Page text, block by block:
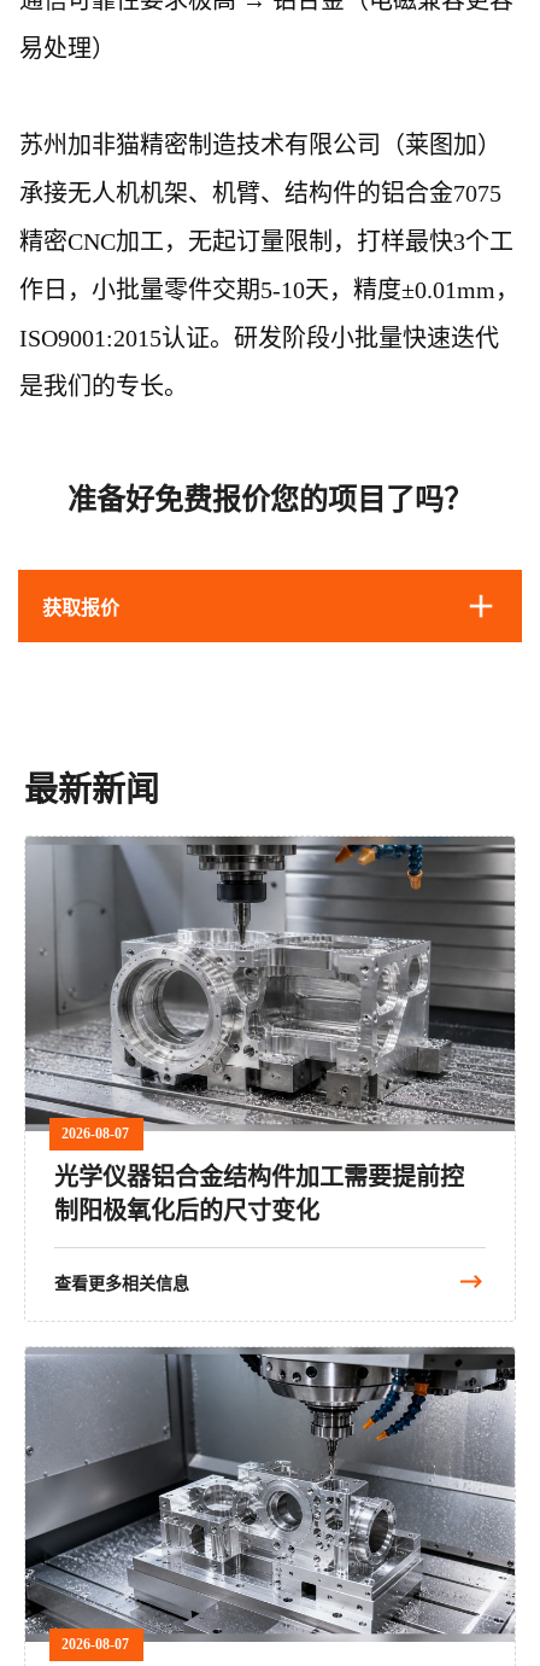
易处理）
苏州加非猫精密制造技术有限公司（莱图加）
承接无人机机架、机臂、结构件的铝合金7075
精密CNC加工， 无起订量限制 ，打样最快3个工
作日 ， 小批量零件交期5-10天，精度±0.01mm，
ISO9001:2015认证。研发阶段小批量快速迭代
是我们的专长。
准备好免费报价您的项目了吗？
获取报价
最新新闻
2026-08-07
光学仪器铝合金结构件加工需要提前控
制阳极氧化后的尺寸变化
查看更多相关信息
2026-08-07